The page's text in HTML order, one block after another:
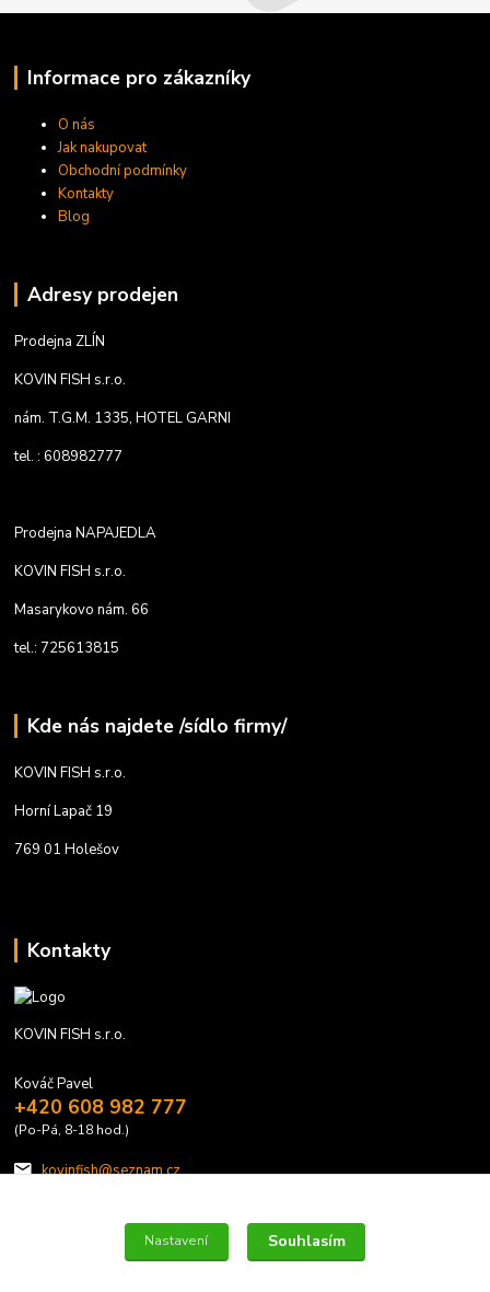
Informace pro zákazníky
O nás
Jak nakupovat
Obchodní podmínky
Kontakty
Blog
Adresy prodejen
Prodejna ZLÍN
KOVIN FISH s.r.o.
nám. T.G.M. 1335, HOTEL GARNI
tel. : 608982777
Prodejna NAPAJEDLA
KOVIN FISH s.r.o.
Masarykovo nám. 66
tel.: 725613815
Kde nás najdete /sídlo firmy/
KOVIN FISH s.r.o.
Horní Lapač 19
769 01 Holešov
Kontakty
KOVIN FISH s.r.o.
Kováč Pavel
+420 608 982 777
(Po-Pá, 8-18 hod.)
kovinfish@seznam.cz
Nastavení Souhlasím